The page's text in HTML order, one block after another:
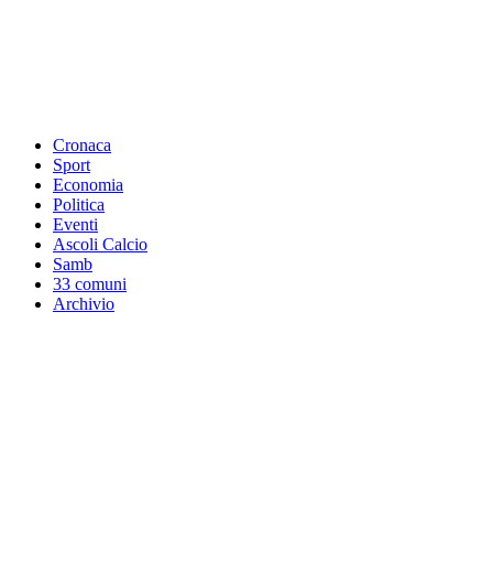
Cronaca
Sport
Economia
Politica
Eventi
Ascoli Calcio
Samb
33 comuni
Archivio